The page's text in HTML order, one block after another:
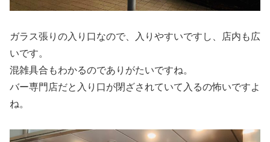
ガラス張りの入り口なので、入りやすいですし、店内も広
いです。
混雑具合もわかるのでありがたいですね。
バー専門店だと入り口が閉ざされていて入るの怖いですよ
ね。